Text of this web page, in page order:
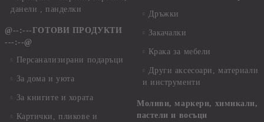
данели , панделки
@--:---ГОТОВИ ПРОДУКТИ
---:--@
Персанализирани подаръци
За дома и уюта
За книгите и хората
Картички, пликове и
Дръжки
Закачалки
Крака за мебели
Други аксесоари, материали
и инструменти
Моливи, маркери, химикали,
пастели и восъци